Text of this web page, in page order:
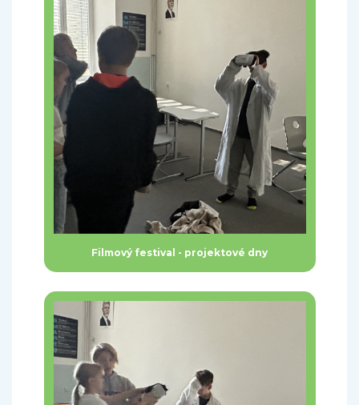
Filmový festival - projektové dny